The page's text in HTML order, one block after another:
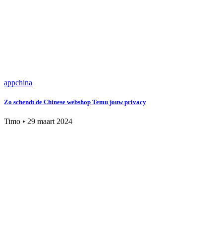
appchina
Zo schendt de Chinese webshop Temu jouw privacy
Timo • 29 maart 2024